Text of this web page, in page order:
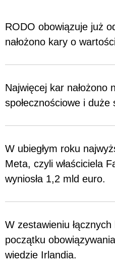
RODO obowiązuje już
nałożono kary o
Najwięcej kar nałożono
społecznościowe i duże
W ubiegłym roku
Meta, czyli właściciela
wyniosła 1,2 mld euro.
W zestawieniu łącznych
początku
wiedzie Irlandia.